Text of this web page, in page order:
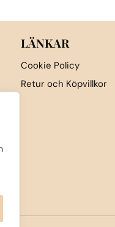
1,200kr.600kr.
LÄNKAR
Cookie Policy
Retur och Köpvillkor